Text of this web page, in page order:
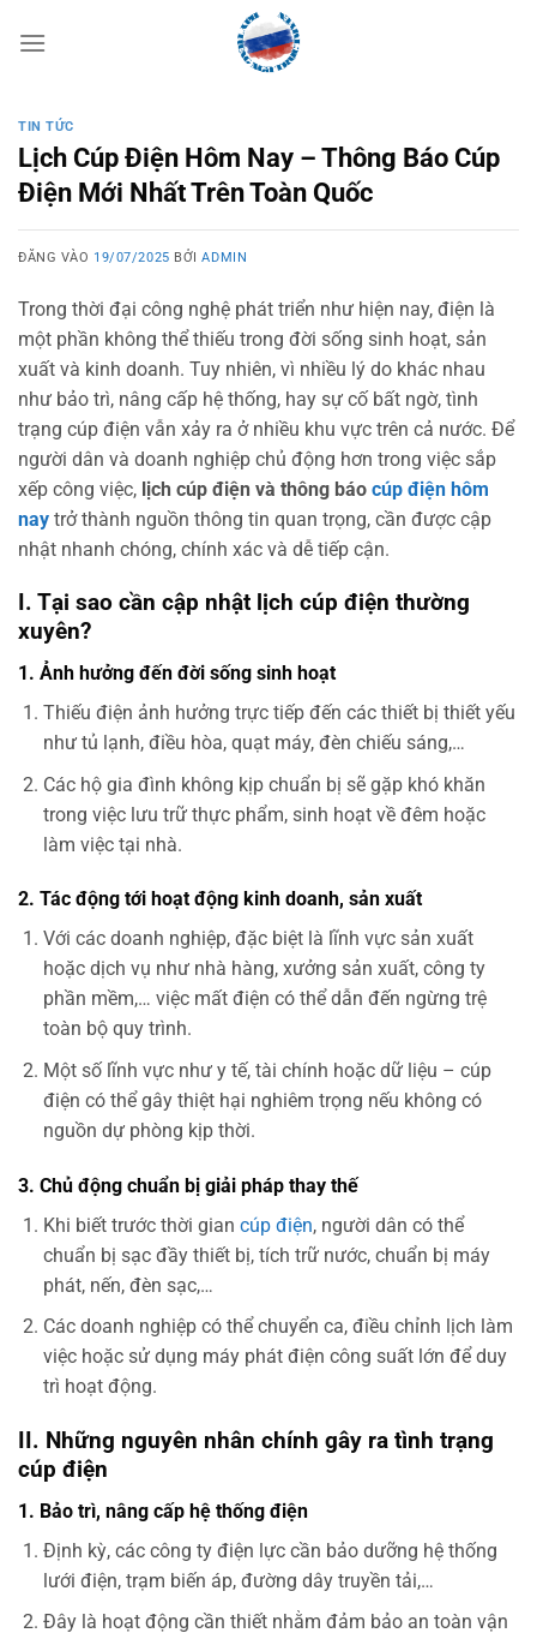
qua
TIN TỨC
Lịch Cúp Điện Hôm Nay – Thông Báo Cúp
Điện Mới Nhất Trên Toàn Quốc
ĐĂNG VÀO 19/07/2025 BỞIADMIN
Trong thời đại công nghệ phát triển như hiện nay, điện là
một phần không thể thiếu trong đời sống sinh hoạt, sản
xuất và kinh doanh. Tuy nhiên, vì nhiều lý do khác nhau
như bảo trì, nâng cấp hệ thống, hay sự cố bất ngờ, tình
trạng cúp điện vẫn xảy ra ở nhiều khu vực trên cả nước. Để
người dân và doanh nghiệp chủ động hơn trong việc sắp
xếp công việc, lịch cúp điện và thông báo cúp điện hôm
nay trở thành nguồn thông tin quan trọng, cần được cập
nhật nhanh chóng, chính xác và dễ tiếp cận.
I. Tại sao cần cập nhật lịch cúp điện thường
xuyên?
1. Ảnh hưởng đến đời sống sinh hoạt
Thiếu điện ảnh hưởng trực tiếp đến các thiết bị thiết yếu
như tủ lạnh, điều hòa, quạt máy, đèn chiếu sáng,…
Các hộ gia đình không kịp chuẩn bị sẽ gặp khó khăn
trong việc lưu trữ thực phẩm, sinh hoạt về đêm hoặc
làm việc tại nhà.
2. Tác động tới hoạt động kinh doanh, sản xuất
Với các doanh nghiệp, đặc biệt là lĩnh vực sản xuất
hoặc dịch vụ như nhà hàng, xưởng sản xuất, công ty
phần mềm,… việc mất điện có thể dẫn đến ngừng trệ
toàn bộ quy trình.
Một số lĩnh vực như y tế, tài chính hoặc dữ liệu – cúp
điện có thể gây thiệt hại nghiêm trọng nếu không có
nguồn dự phòng kịp thời.
3. Chủ động chuẩn bị giải pháp thay thế
Khi biết trước thời gian cúp điện, người dân có thể
chuẩn bị sạc đầy thiết bị, tích trữ nước, chuẩn bị máy
phát, nến, đèn sạc,…
Các doanh nghiệp có thể chuyển ca, điều chỉnh lịch làm
việc hoặc sử dụng máy phát điện công suất lớn để duy
trì hoạt động.
II. Những nguyên nhân chính gây ra tình trạng
cúp điện
1. Bảo trì, nâng cấp hệ thống điện
Định kỳ, các công ty điện lực cần bảo dưỡng hệ thống
lưới điện, trạm biến áp, đường dây truyền tải,…
Đây là hoạt động cần thiết nhằm đảm bảo an toàn vận